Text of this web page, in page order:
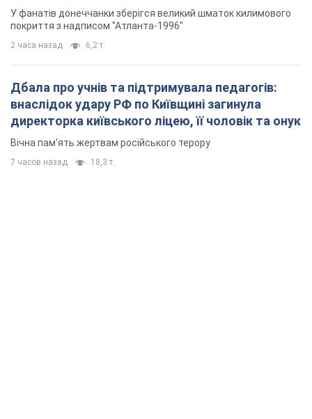
"золото" Олімпіади
У фанатів донеччанки зберігся великий шматок килимового
покриття з надписом "Атланта-1996"
2 часа назад 6,2 т.
Дбала про учнів та підтримувала педагогів:
внаслідок удару РФ по Київщині загинула
директорка київського ліцею, її чоловік та онук
Вічна пам'ять жертвам російського терору
7 часов назад 18,3 т.